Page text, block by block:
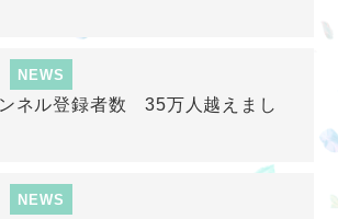
NEWS
ネル登録者数 35万人越えまし
NEWS